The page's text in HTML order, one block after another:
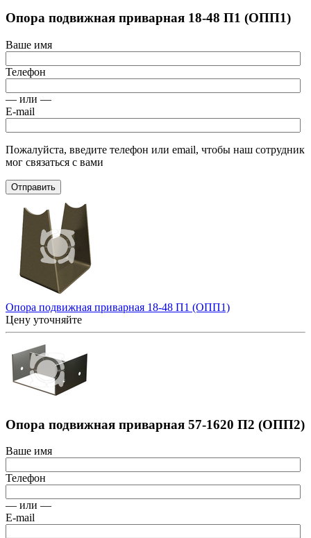
Опора подвижная приварная 18-48 П1 (ОПП1)
Ваше имя
Телефон
— или —
E-mail
Пожалуйста, введите телефон или email, чтобы наш сотрудник
мог связаться с вами
Отправить
Опора подвижная приварная 18-48 П1 (ОПП1)
Цену уточняйте
Опора подвижная приварная 57-1620 П2 (ОПП2)
Ваше имя
Телефон
— или —
E-mail